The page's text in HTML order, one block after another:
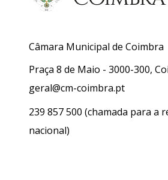
Câmara Municipal de Coimbra
Praça 8 de Maio - 3000-300,
geral@cm-coimbra.pt
239 857 500 (chamada para a
nacional)